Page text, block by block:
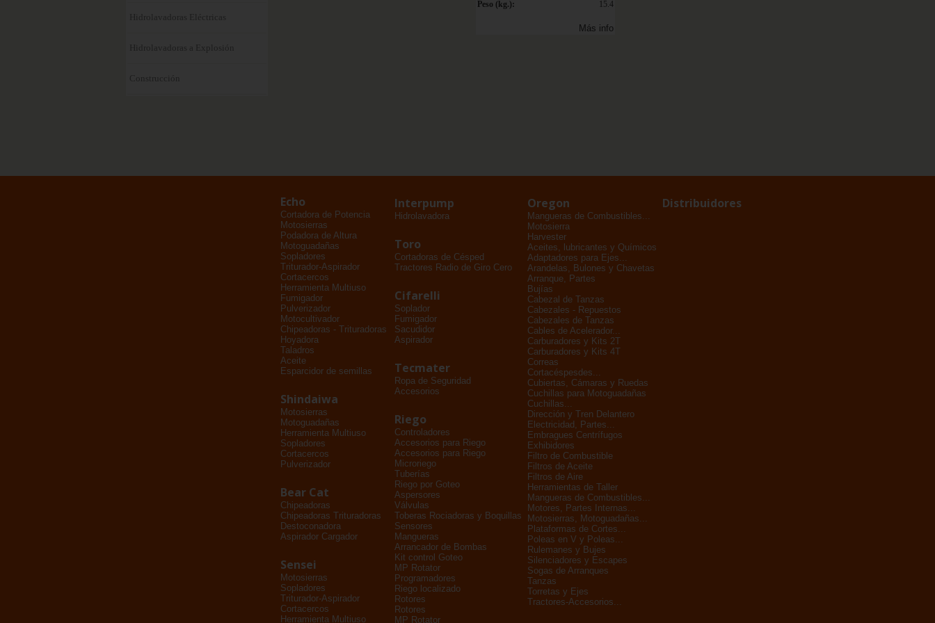
Hidrolavadoras Eléctricas
Hidrolavadoras a Explosión
Construcción
Peso (kg.):
15.4
Más info
Echo
Cortadora de Potencia
Motosierras
Podadora de Altura
Motoguadañas
Sopladores
Triturador-Aspirador
Cortacercos
Herramienta Multiuso
Fumigador
Pulverizador
Motocultivador
Chipeadoras - Trituradoras
Hoyadora
Taladros
Aceite
Esparcidor de semillas
Shindaiwa
Motosierras
Motoguadañas
Herramienta Multiuso
Sopladores
Cortacercos
Pulverizador
Bear Cat
Chipeadoras
Chipeadoras Trituradoras
Destoconadora
Aspirador Cargador
Sensei
Motosierras
Sopladores
Triturador-Aspirador
Cortacercos
Herramienta Multiuso
Interpump
Hidrolavadora
Toro
Cortadoras de Césped
Tractores Radio de Giro Cero
Cifarelli
Soplador
Fumigador
Sacudidor
Aspirador
Tecmater
Ropa de Seguridad
Accesorios
Riego
Controladores
Accesorios para Riego
Accesorios para Riego
Microriego
Tuberías
Riego por Goteo
Aspersores
Válvulas
Toberas Rociadoras y Boquillas
Sensores
Mangueras
Arrancador de Bombas
Kit control Goteo
MP Rotator
Programadores
Riego localizado
Rotores
Rotores
MP Rotator
Oregon
Mangueras de Combustibles...
Motosierra
Harvester
Aceites, lubricantes y Químicos
Adaptadores para Ejes...
Arandelas, Bulones y Chavetas
Arranque, Partes
Bujías
Cabezal de Tanzas
Cabezales - Repuestos
Cabezales de Tanzas
Cables de Acelerador...
Carburadores y Kits 2T
Carburadores y Kits 4T
Correas
Cortacéspesdes...
Cubiertas, Cámaras y Ruedas
Cuchillas para Motoguadañas
Cuchillas...
Dirección y Tren Delantero
Electricidad, Partes...
Embragues Centrífugos
Exhibidores
Filtro de Combustible
Filtros de Aceite
Filtros de Aire
Herramientas de Taller
Mangueras de Combustibles...
Motores, Partes Internas...
Motosierras, Motoguadañas...
Plataformas de Cortes...
Poleas en V y Poleas...
Rulemanes y Bujes
Silenciadores y Escapes
Sogas de Arranques
Tanzas
Torretas y Ejes
Tractores-Accesorios...
Distribuidores